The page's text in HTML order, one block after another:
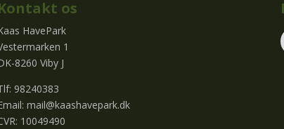
os
HavePark
1
8260 Viby J
98240383
mail@kaashavepark.dk
10049490